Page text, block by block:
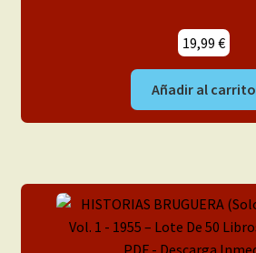
19,99 €
Añadir al carrito